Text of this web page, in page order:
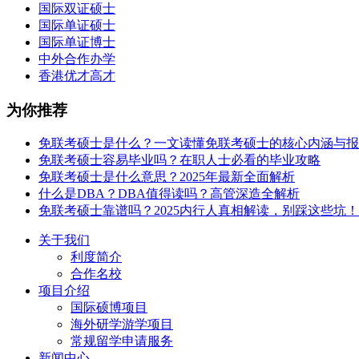
国际双证硕士
国际单证硕士
国际单证博士
中外合作办学
香港优才高才
为你推荐
免联考硕士是什么？一文读懂免联考硕士的核心内涵与
免联考硕士容易毕业吗？在职人士必看的毕业攻略
免联考硕士是什么意思？2025年最新全面解析
什么是DBA？DBA值得读吗？高管深造全解析
免联考硕士靠谱吗？2025内行人真相解读，别踩这些坑！
关于我们
利度简介
合作名校
项目介绍
国际硕博项目
海外研学游学项目
常规留学申请服务